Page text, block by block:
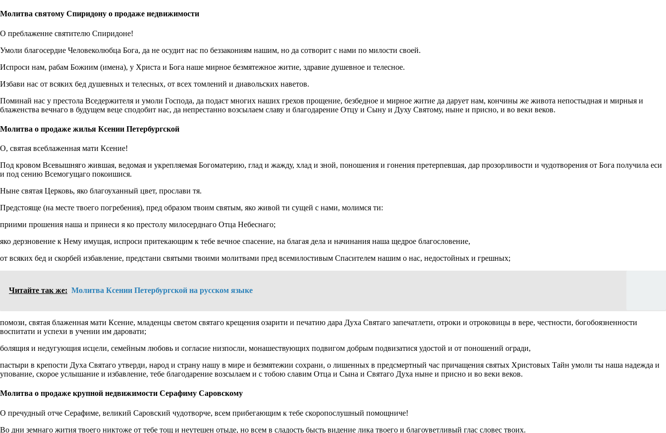
Молитва святому Спиридону о продаже недвижимости
О преблаженне святителю Спиридоне!
Умоли благосердие Человеколюбца Бога, да не осудит нас по беззакониям нашим, но да сотворит с нами по милости своей.
Испроси нам, рабам Божиим (имена), у Христа и Бога наше мирное безмятежное житие, здравие душевное и телесное.
Избави нас от всяких бед душевных и телесных, от всех томлений и диавольских наветов.
Поминай нас у престола Вседержителя и умоли Господа, да подаст многих наших грехов прощение, безбедное и мирное житие да дарует нам, кончины же живота непостыдная и мирныя и
блаженства вечнаго в будущем веце сподобит нас, да непрестанно возсылаем славу и благодарение Отцу и Сыну и Духу Святому, ныне и присно, и во веки веков.
Молитва о продаже жилья Ксении Петербургской
О, святая всеблаженная мати Ксение!
Под кровом Всевышняго жившая, ведомая и укрепляемая Богоматерию, глад и жажду, хлад и зной, поношения и гонения претерпевшая, дар прозорливости и чудотворения от Бога получила еси
и под сению Всемогущаго покоишися.
Ныне святая Церковь, яко благоуханный цвет, прослави тя.
Предстояще (на месте твоего погребения), пред образом твоим святым, яко живой ти сущей с нами, молимся ти:
приими прошения наша и принеси я ко престолу милосерднаго Отца Небеснаго;
яко дерзновение к Нему имущая, испроси притекающим к тебе вечное спасение, на благая дела и начинания наша щедрое благословение,
от всяких бед и скорбей избавление, предстани святыми твоими молитвами пред всемилостивым Спасителем нашим о нас, недостойных и грешных;
Читайте так же: Молитва Ксении Петербургской на русском языке
помози, святая блаженная мати Ксение, младенцы светом святаго крещения озарити и печатию дара Духа Святаго запечатлети, отроки и отроковицы в вере, честности, богобоязненности
воспитати и успехи в учении им даровати;
болящия и недугующия исцели, семейным любовь и согласие низпосли, монашествующих подвигом добрым подвизатися удостой и от поношений огради,
пастыри в крепости Духа Святаго утверди, народ и страну нашу в мире и безмятежии сохрани, о лишенных в предсмертный час причащения святых Христовых Тайн умоли ты наша надежда и
упование, скорое услышание и избавление, тебе благодарение возсылаем и с тобою славим Отца и Сына и Святаго Духа ныне и присно и во веки веков.
Молитва о продаже крупной недвижимости Серафиму Саровскому
О пречудный отче Серафиме, великий Саровский чудотворче, всем прибегающим к тебе скоропослушный помощниче!
Во дни земнаго жития твоего никтоже от тебе тощ и неутешен отыде, но всем в сладость бысть видение лика твоего и благоуветливый глас словес твоих.